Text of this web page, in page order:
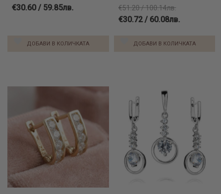
€30.60 / 59.85лв.
ДОБАВИ В КОЛИЧКАТА
€51.20 / 100.14лв.
€30.72 / 60.08лв.
ДОБАВИ В КОЛИЧКАТА